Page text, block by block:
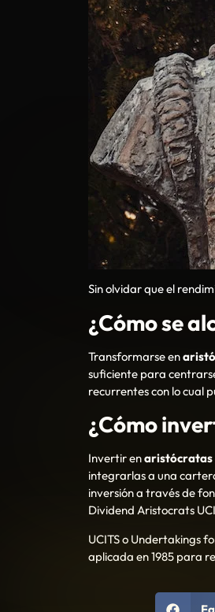
Sin olvidar que el
¿Cómo se
Transformarse en
suficiente para
recurrentes con lo cual
¿Cómo
Invertir enaristócratas
integrarlas a una
inversión a través de
Dividend Aristocrats
UCITS o Undertakings
aplicada en 1985 para